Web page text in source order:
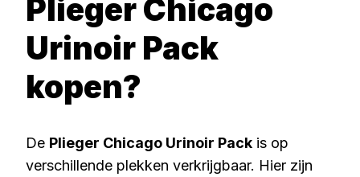
Plieger Chicago
Urinoir Pack
kopen?
De Plieger Chicago Urinoir Pack is op
verschillende plekken verkrijgbaar. Hier zijn